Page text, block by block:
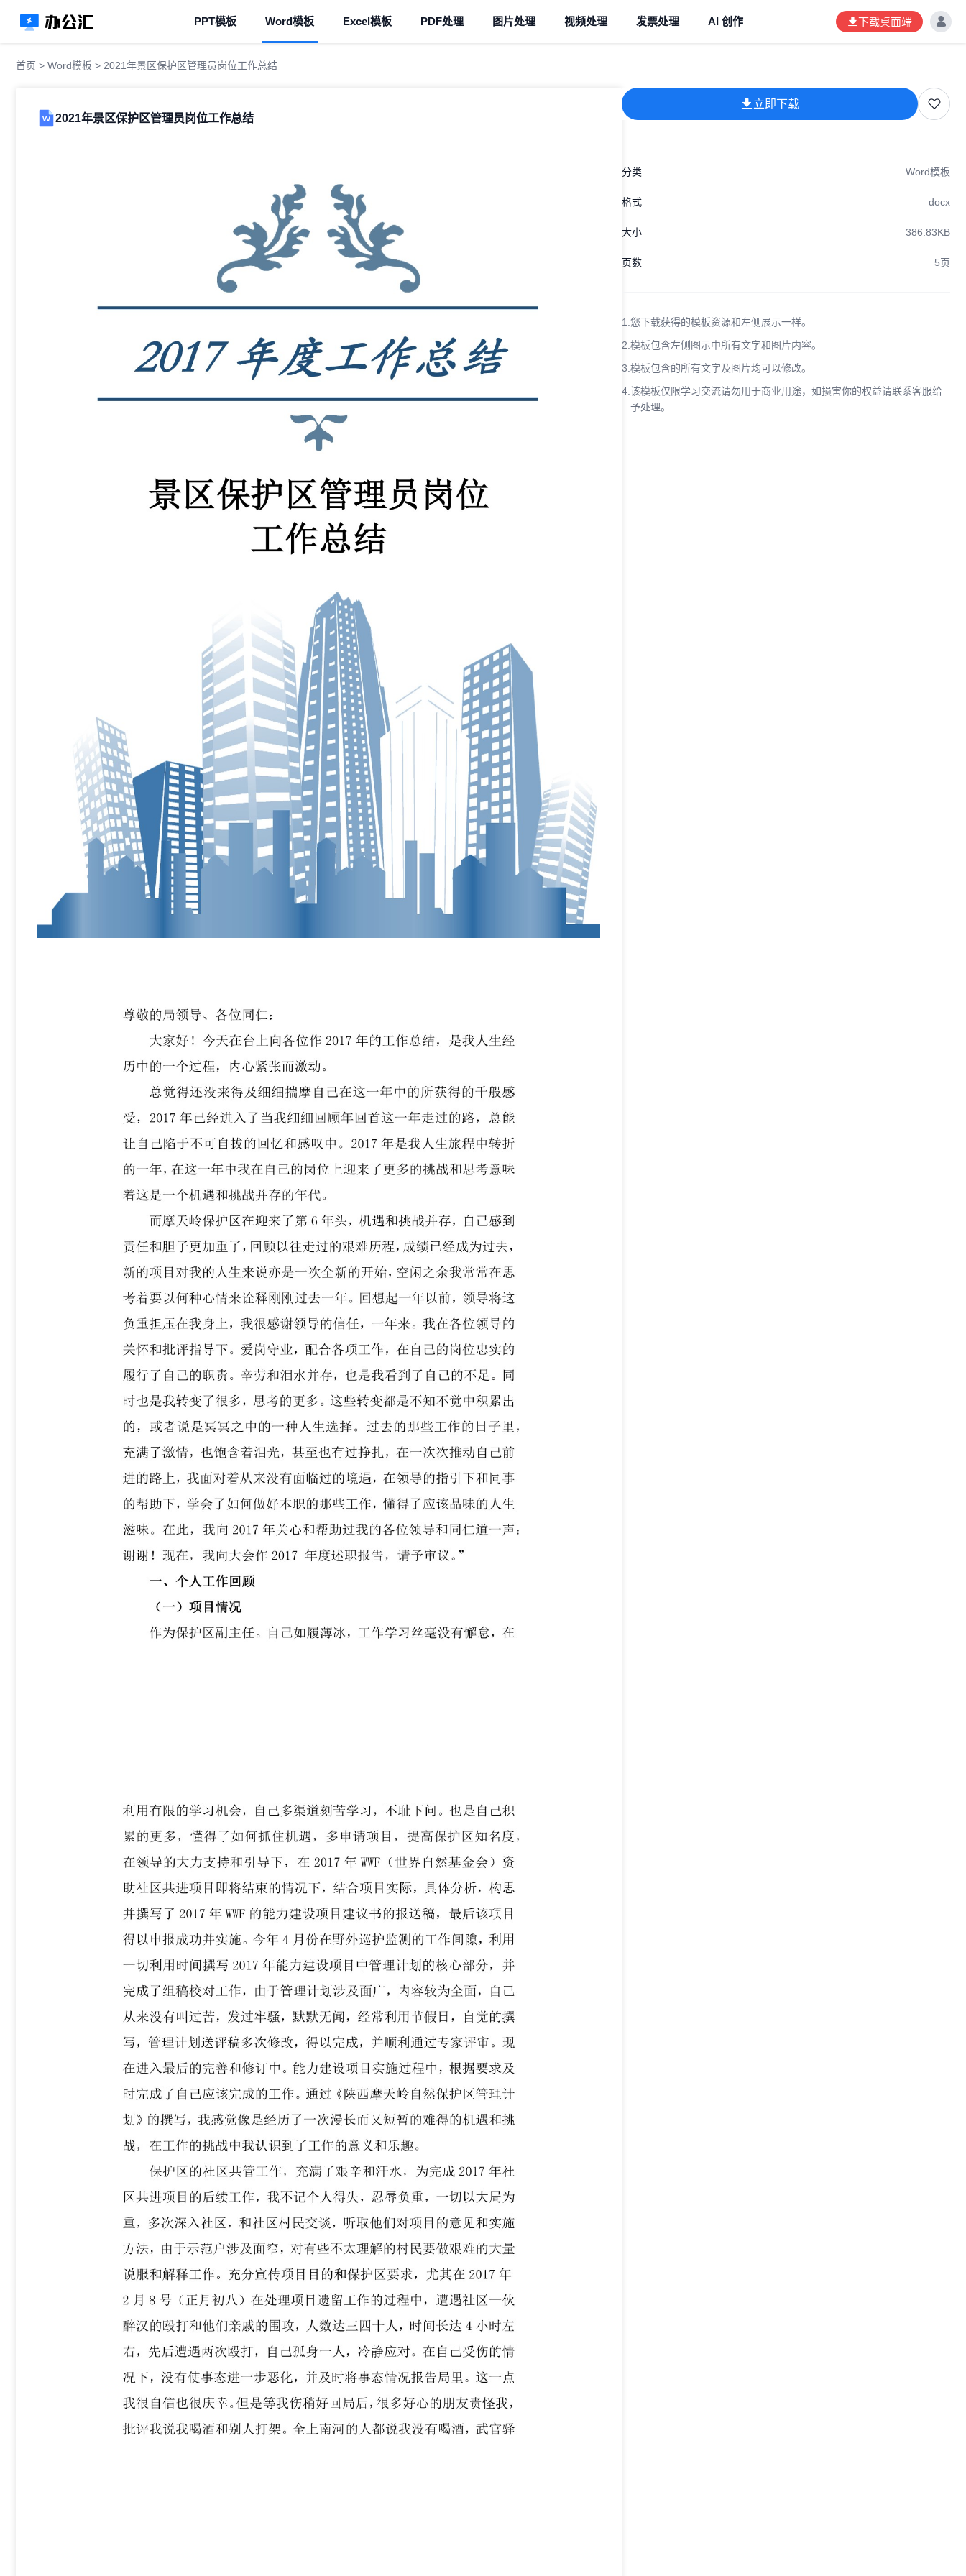
PPT模板 Word模板 Excel模板 PDF处理 图片处理 视频处理 发票处理 AI 创作 下载桌面端
首页 > Word模板 > 2021年景区保护区管理员岗位工作总结
2021年景区保护区管理员岗位工作总结
立即下载
分类 Word模板
格式 docx
大小 386.83KB
页数 5页
1:您下载获得的模板资源和左侧展示一样。
2:模板包含左侧图示中所有文字和图片内容。
3:模板包含的所有文字及图片均可以修改。
4:该模板仅限学习交流请勿用于商业用途，如损害你的权益请联系客服给
予处理。